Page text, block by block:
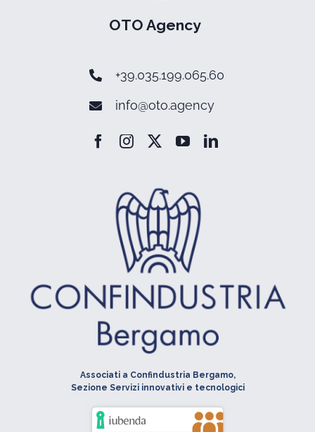
OTO Agency
+39.035.199.065.60
info@oto.agency
Associati a Confindustria Bergamo,
Sezione Servizi innovativi e tecnologici